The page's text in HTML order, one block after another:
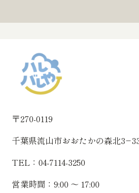
〒270-0119
千葉県流山市おおたかの森北
TEL：04-7114-3250
営業時間：9:00 〜 17:00